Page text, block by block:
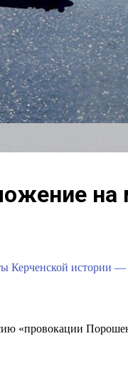
истории —
«провокации